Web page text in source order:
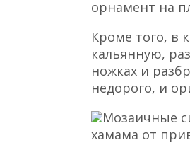
орнамент на
Кроме того, в
кальянную,
ножках и
недорого, и
Мозаичные
хамама от